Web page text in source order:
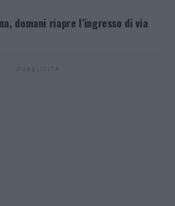
domani riapre l’ingresso di via
PUBBLICITÀ